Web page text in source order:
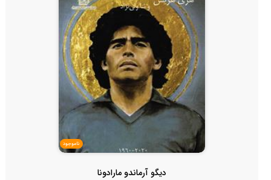
ناموجود
دیگو آرماندو مارادونا